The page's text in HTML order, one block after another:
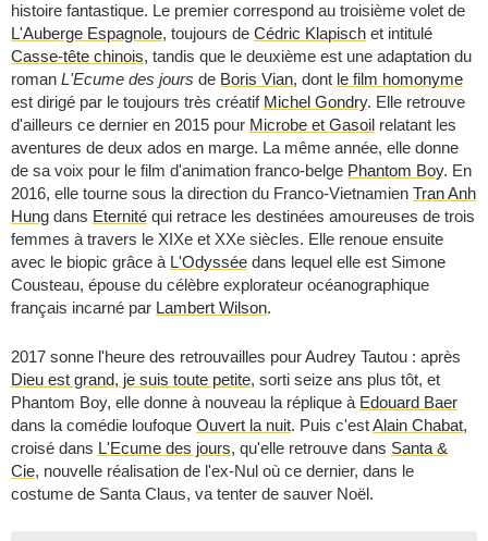
histoire fantastique. Le premier correspond au troisième volet de
L'Auberge Espagnole, toujours de Cédric Klapisch et intitulé
Casse-tête chinois, tandis que le deuxième est une adaptation du
roman L'Ecume des jours de Boris Vian, dont le film homonyme
est dirigé par le toujours très créatif Michel Gondry. Elle retrouve
d'ailleurs ce dernier en 2015 pour Microbe et Gasoil relatant les
aventures de deux ados en marge. La même année, elle donne
de sa voix pour le film d'animation franco-belge Phantom Boy. En
2016, elle tourne sous la direction du Franco-Vietnamien Tran Anh
Hung dans Eternité qui retrace les destinées amoureuses de trois
femmes à travers le XIXe et XXe siècles. Elle renoue ensuite
avec le biopic grâce à L'Odyssée dans lequel elle est Simone
Cousteau, épouse du célèbre explorateur océanographique
français incarné par Lambert Wilson.
2017 sonne l'heure des retrouvailles pour Audrey Tautou : après
Dieu est grand, je suis toute petite, sorti seize ans plus tôt, et
Phantom Boy, elle donne à nouveau la réplique à Edouard Baer
dans la comédie loufoque Ouvert la nuit. Puis c'estAlain Chabat,
croisé dans L'Ecume des jours, qu'elle retrouve dans Santa &
Cie, nouvelle réalisation de l'ex-Nul où ce dernier, dans le
costume de Santa Claus, va tenter de sauver Noël.